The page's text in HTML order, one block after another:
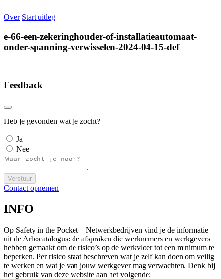
Over Start uitleg
e-66-een-zekeringhouder-of-installatieautomaat-
onder-spanning-verwisselen-2024-04-15-def
Feedback
Heb je gevonden wat je zocht?
Ja
Nee
Verstuur
Contact opnemen
INFO
Op Safety in the Pocket – Netwerkbedrijven vind je de informatie
uit de Arbocatalogus: de afspraken die werknemers en werkgevers
hebben gemaakt om de risico’s op de werkvloer tot een minimum te
beperken. Per risico staat beschreven wat je zelf kan doen om veilig
te werken en wat je van jouw werkgever mag verwachten. Denk bij
het gebruik van deze website aan het volgende: